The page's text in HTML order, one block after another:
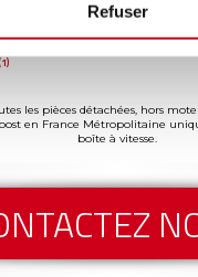
Refuser
Livraison dès
(2)
les pièces détachées, hors
en France Métropolitaine
boîte à vitesse.